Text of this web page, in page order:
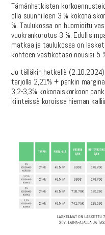
Tämänhetkisten
olla suunnilleen 3 %
%. Taulukossa on huomioitu
vuokrankorotus 3 %.
matkaa ja taulukossa on
kohteen vastiketaso nousisi 5
Jo tälläkin hetkellä
tarjolla 2,21% + pankin
3,2-3,3% kokonaiskorkoon
kiinteissä koroissa hieman